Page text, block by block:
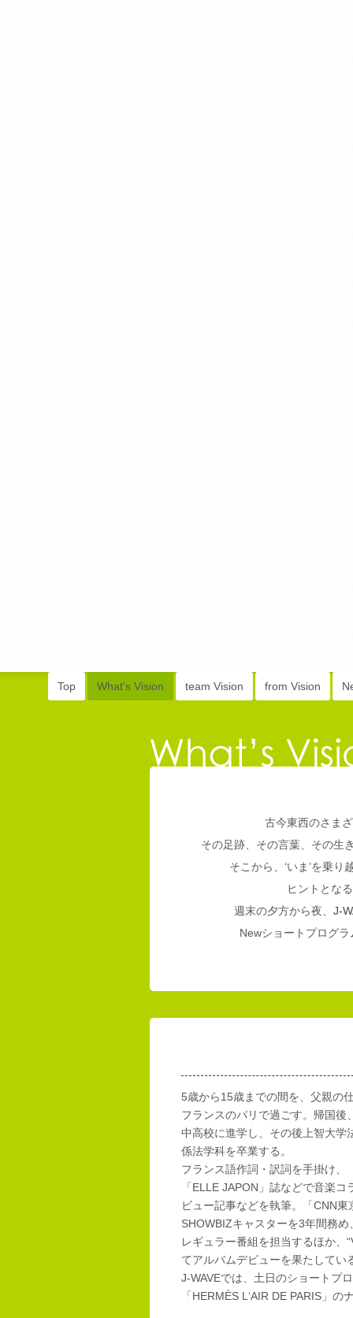
Top What's Vision team Vision from Vision
古今東西のさま
その足跡、その言葉、その生
そこから、‘いま’を乗
ヒントとな
週末の夕方から夜、 J-
Newショートプログ
5歳から15歳までの間を、父親の
フランスのパリで過ごす。帰国後
中高校に進学し、その後上智大学
係法学科を卒業する。
フランス語作詞・訳詞を手掛け、
「ELLE JAPON」誌などで音楽コ
ビュー記事などを執筆。「CNN東
SHOWBIZキャスターを3年間務め
レギュラー番組を担当するほか、
てアルバムデビューを果たしてい
J-WAVEでは、土日のショートプ
「HERMÈS L‘AIR DE PARIS」